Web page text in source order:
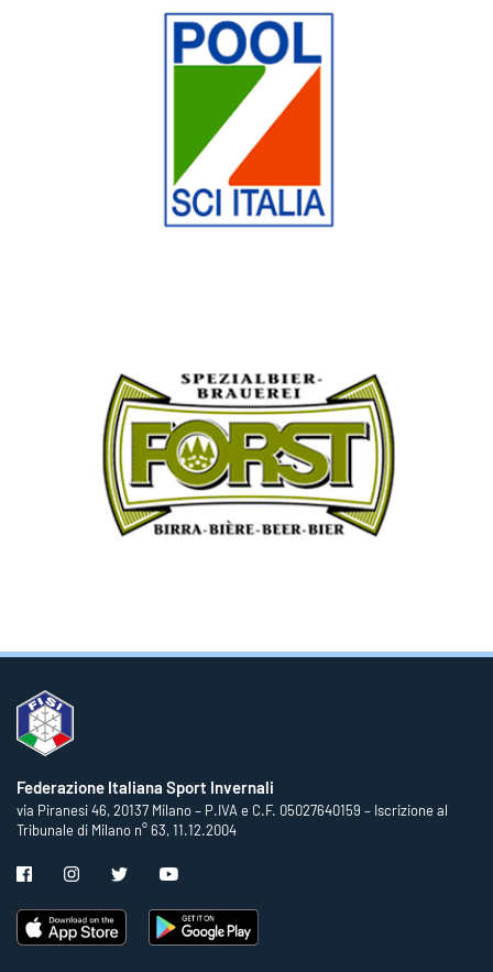
Federazione Italiana Sport Invernali
via Piranesi 46, 20137 Milano – P.IVA e C.F. 05027640159 – Iscrizione al
Tribunale di Milano n° 63, 11.12.2004